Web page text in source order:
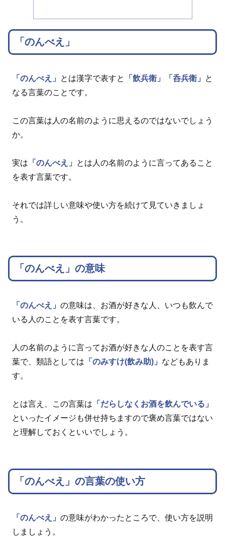
「のんべえ」
「のんべえ」 とは漢字で表すと 「飲兵衛」 「呑兵衛」
と
なる言葉のことです。
この言葉は人の名前のように思えるのではないでしょう
か。
実は 「のんべえ」
とは人の名前のように言ってあること
を表す言葉です。
それでは詳しい意味や使い方を続けて見ていきましょ
う。
「のんべえ」の意味
「のんべえ」 の意味は、お酒が好きな人、いつも飲んで
いる人のことを表す言葉です。
人の名前のように言ってお酒が好きな人のことを表す言
葉で、類語としては 「のみすけ(飲み助)」 などもありま
す。
とは言え、この言葉は 「だらしなくお酒を飲んでいる」
といったイメージも併せ持ちますので褒め言葉ではない
と理解しておくといいでしょう。
「のんべえ」の言葉の使い方
「のんべえ」 の意味がわかったところで、使い方を説明
しましょう。